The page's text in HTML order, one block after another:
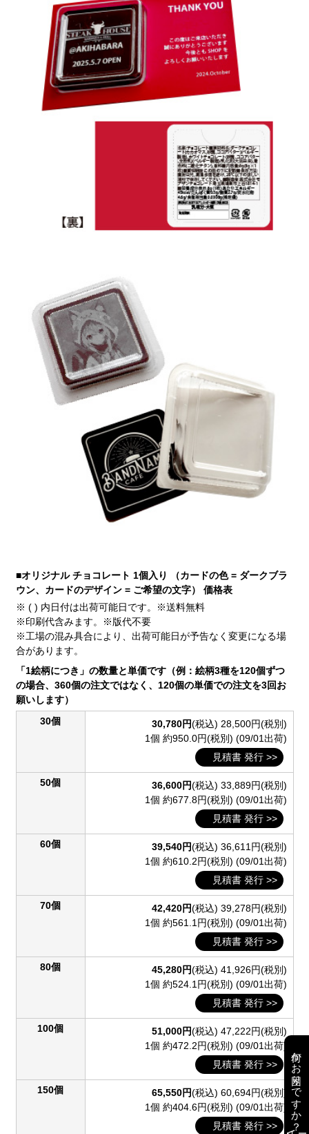
■オリジナル チョコレート 1個入り （カードの色 = ダークブラ
ウン、カードのデザイン = ご希望の文字） 価格表
※ ( ) 内日付は出荷可能日です。※送料無料
※印刷代含みます。※版代不要
※工場の混み具合により、出荷可能日が予告なく変更になる場
合があります。
「1絵柄につき」の数量と単価です（例：絵柄3種を120個ずつ
の場合、360個の注文ではなく、120個の単価での注文を3回お
願いします）
30個
30,780円(税込) 28,500円(税別)
1個 約950.0円(税別) (09/01出荷)
見積書 発行 >>
50個 36,600円(税込) 33,889円(税別)
1個 約677.8円(税別) (09/01出荷)
見積書 発行 >>
60個 39,540円(税込) 36,611円(税別)
1個 約610.2円(税別) (09/01出荷)
見積書 発行 >>
70個 42,420円(税込) 39,278円(税別)
1個 約561.1円(税別) (09/01出荷)
見積書 発行 >>
80個 45,280円(税込) 41,926円(税別)
1個 約524.1円(税別) (09/01出荷)
見積書 発行 >>
100個 51,000円(税込) 47,222円(税別)
1個 約472.2円(税別) (09/01出荷)
見積書 発行 >>
150個 65,550円(税込) 60,694円(税別)
1個 約404.6円(税別) (09/01出荷)
見積書 発行 >>
何かお困りですか？